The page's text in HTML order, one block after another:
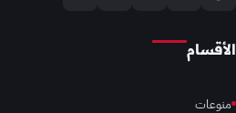
الأقسام
منوعات